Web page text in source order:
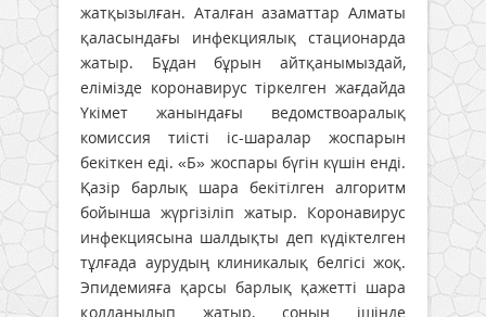
жатқызылған. Аталған азаматтар Алматы
қаласындағы инфекциялық стационарда
жатыр. Бұдан бұрын айтқанымыздай,
елімізде коронавирус тіркелген жағдайда
Үкімет жанындағы ведомствоаралық
комиссия тиісті іс-шаралар жоспарын
бекіткен еді. «Б» жоспары бүгін күшін енді.
Қазір барлық шара бекітілген алгоритм
бойынша жүргізіліп жатыр. Коронавирус
инфекциясына шалдықты деп күдіктелген
тұлғада аурудың клиникалық белгісі жоқ.
Эпидемияға қарсы барлық қажетті шара
қолданылып жатыр, соның ішінде